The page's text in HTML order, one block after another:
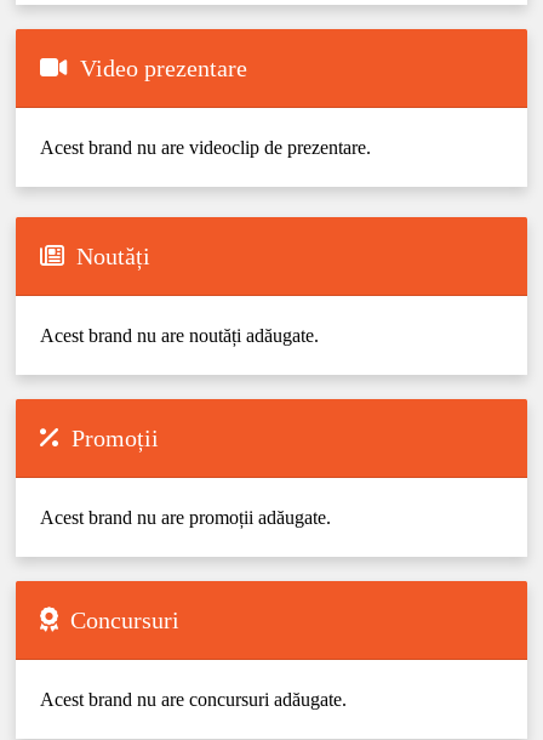
Video prezentare
Acest brand nu are videoclip de prezentare.
Noutăți
Acest brand nu are noutăți adăugate.
Promoții
Acest brand nu are promoții adăugate.
Concursuri
Acest brand nu are concursuri adăugate.